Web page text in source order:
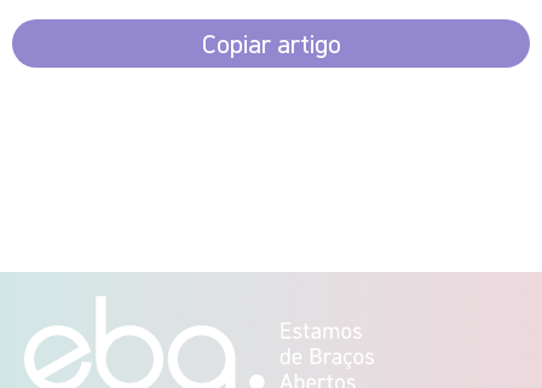
Copiar artigo